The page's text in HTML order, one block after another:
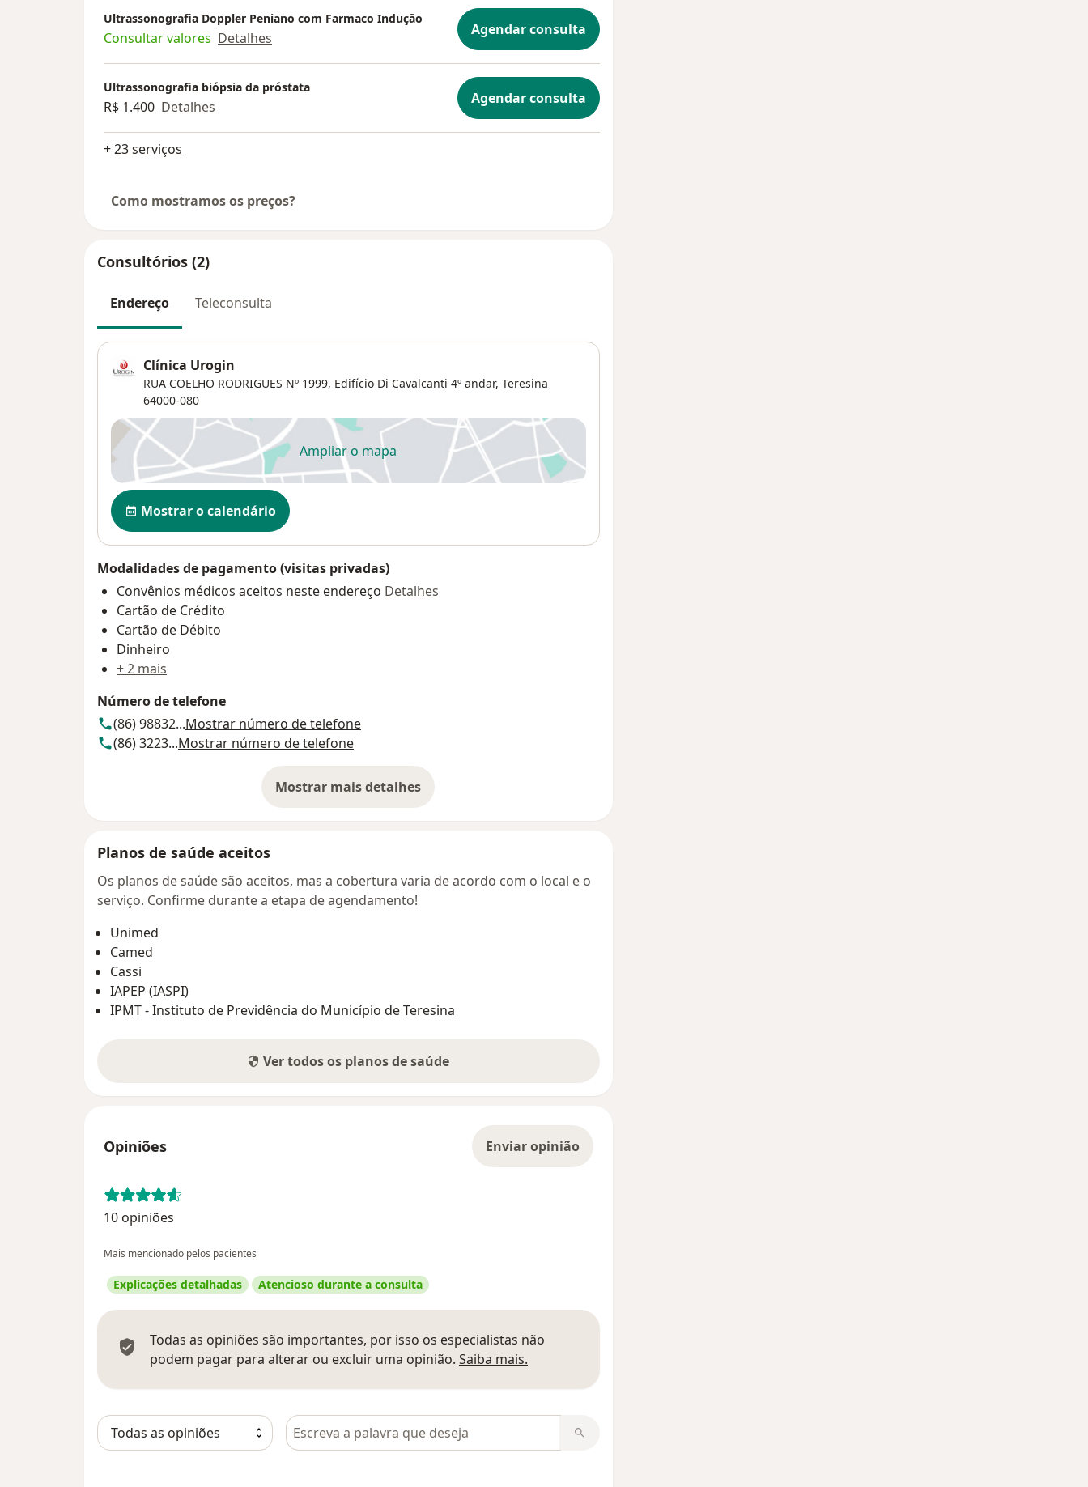
Ultrassonografia Doppler Peniano com Farmaco Indução
Consultar valores Detalhes Agendar consulta
Ultrassonografia biópsia da próstata
R$ 1.400 Detalhes Agendar consulta
+ 23 serviços
Como mostramos os preços?
Consultórios (2)
Endereço Teleconsulta
Clínica Urogin
RUA COELHO RODRIGUES Nº 1999, Edifício Di Cavalcanti 4º andar, Teresina
64000-080
Ampliar o mapaabre num novo separador
Disponibilidade
Mostrar o calendário
Modalidades de pagamento (visitas privadas)
Convênios médicos aceitos neste endereço Detalhes
Cartão de Crédito
Cartão de Débito
Dinheiro
+ 2 mais
Número de telefone
(86) 98832...Mostrar número de telefone
(86) 3223...Mostrar número de telefone
Mostrar mais detalhes
sobre o endereço
Planos de saúde aceitos
Os planos de saúde são aceitos, mas a cobertura varia de acordo com o local e o
serviço. Confirme durante a etapa de agendamento!
Unimed
Camed
Cassi
IAPEP (IASPI)
IPMT - Instituto de Previdência do Município de Teresina
Ver todos os planos de saúde
Opiniões Enviar opinião
10 opiniões
Mais mencionado pelos pacientes
Explicações detalhadas Atencioso durante a consulta
Todas as opiniões são importantes, por isso os especialistas não
podem pagar para alterar ou excluir uma opinião. Saiba mais.
Pesquisar em opiniões